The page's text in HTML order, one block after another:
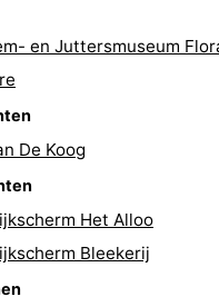
en Juttersmuseum
De Koog
Het Alloo
Bleekerij